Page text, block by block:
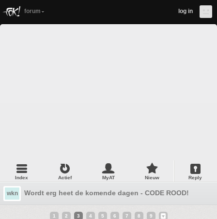
forum log in
Index Actief MyAT Nieuw Reply
wkn Wordt erg heet de komende dagen - CODE ROOD!
1 2 3 4 5 6 7 8 9